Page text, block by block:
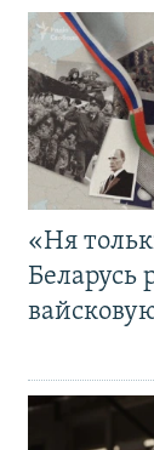
«Ня
Беларусь